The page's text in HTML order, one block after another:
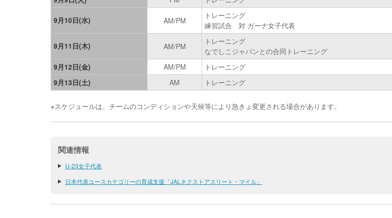
9月10日(水) AM/PM
トレーニング
練習試合 対 ガーナ女子代表
9月11日(木) AM/PM
トレーニング
なでしこジャパンとの合同トレーニング
9月12日(金)
AM/PM
トレーニング
9月13日(土)
AM トレーニング
※スケジュールは、チームのコンディションや天候等により急きょ変更される場合があります。
関連情報
U-23女子代表
日本代表ユースカテゴリーの育成支援「JALネクストアスリート・マイル」